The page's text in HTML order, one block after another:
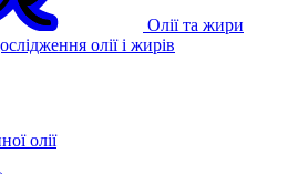
Олії та жири
олії і жирів
олії